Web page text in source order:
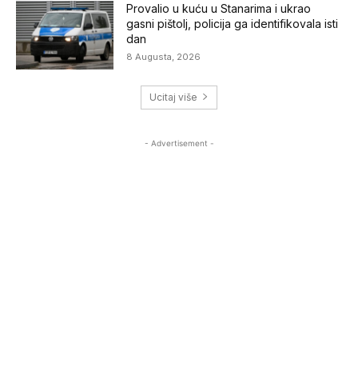
Provalio u kuću u Stanarima i ukrao
gasni pištolj, policija ga identifikovala isti
dan
8 Augusta, 2026
Ucitaj više
- Advertisement -